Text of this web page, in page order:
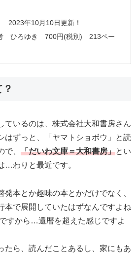
年10月10日更新！
ひろゆき 700円(税別) 213ペー
いるのは、株式会社大和書房さん
はずっと、「ヤマトショボウ」と読
で、 「だいわ文庫＝大和書房」とい
…わりと最近です。
本とか趣味の本とかだけでなく、
本で展開していたはずなんですよね
すから…還暦を超えた感じですよ
ら、読んだことあるし、家にもあ